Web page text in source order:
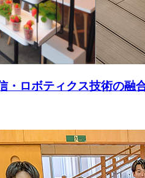
・ロボティクス技術の